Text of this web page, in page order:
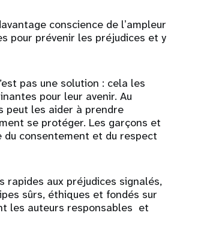
conscience de lʼampleur
pour prévenir les préjudices et y
pas une solution : cela les
pour leur avenir. Au
peut les aider à prendre
se protéger. Les garçons et
consentement et du respect
aux préjudices signalés,
sûrs, éthiques et fondés sur
les auteurs responsables et